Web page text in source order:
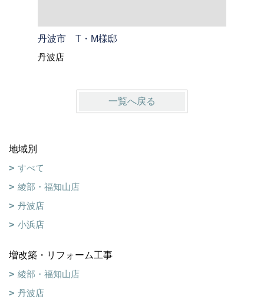
丹波市 T・M様邸
丹波店
一覧へ戻る
地域別
すべて
綾部・福知山店
丹波店
小浜店
増改築・リフォーム工事
綾部・福知山店
丹波店